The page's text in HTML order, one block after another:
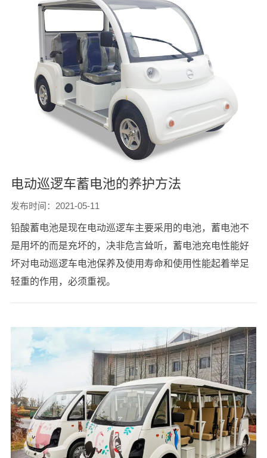
电动巡逻车蓄电池的养护方法
发布时间：2021-05-11
铅酸蓄电池是现在电动巡逻车主要采用的电池，蓄电池不
是用坏的而是充坏的，决非危言耸听，蓄电池充电性能好
坏对电动巡逻车电池保养及使用寿命和使用性能起着举足
轻重的作用，必须重视。